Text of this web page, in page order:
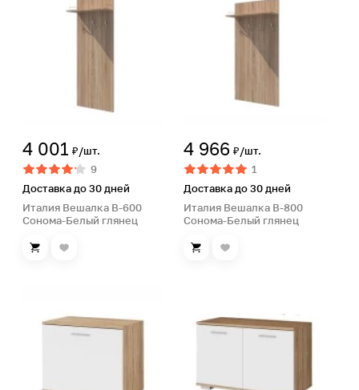
4 001 ₽/шт.
9
Доставка до 30 дней
Италия Вешалка В-600
Сонома-Белый глянец
4 966 ₽/шт.
1
Доставка до 30 дней
Италия Вешалка В-800
Сонома-Белый глянец